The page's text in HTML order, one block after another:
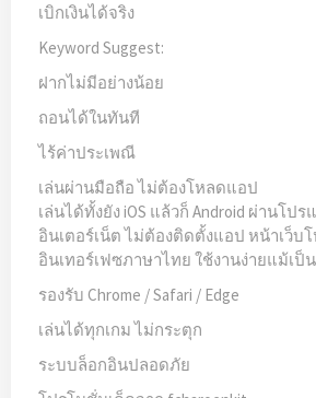
เบิกเงินได้จริง
Keyword Suggest:
ฝากไม่มีอย่างน้อย
ถอนได้ในทันที
ไร้ค่าประเพณี
เล่นผ่านมือถือ ไม่ต้องโหลดแอป
เล่นได้ทั้งยัง iOS แล้วก็ Android ผ่านโป
อินเตอร์เน็ต ไม่ต้องติดตั้งแอป หน้าเว็บ
อินเทอร์เฟซภาษาไทย ใช้งานง่ายแม้เป็
รองรับ Chrome / Safari / Edge
เล่นได้ทุกเกม ไม่กระตุก
ระบบล็อกอินปลอดภัย